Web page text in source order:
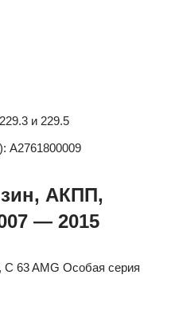
и 229.5
A2761800009
АКПП,
— 2015
C 63 AMG Особая серия